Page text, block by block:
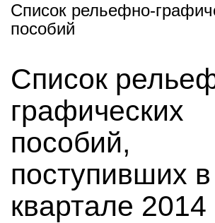
Список рельефно-
пособий
Список
графических
пособий,
поступивших в
квартале 2014